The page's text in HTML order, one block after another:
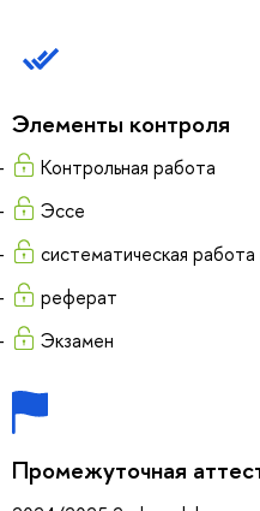
Элементы контроля
Контрольная работа
Эссе
систематическая
реферат
Экзамен
Промежуточная